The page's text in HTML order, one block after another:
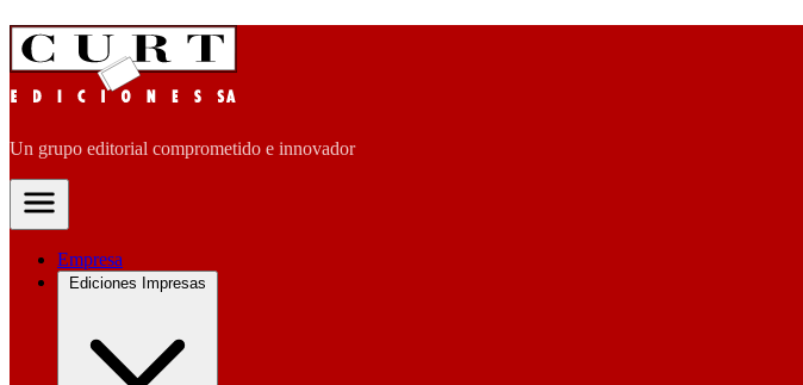
Un grupo editorial comprometido e innovador
Empresa
Ediciones Impresas